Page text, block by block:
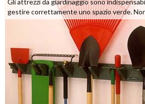
Gli attrezzi da giardinaggio sono
gestire correttamente uno spazio verde.